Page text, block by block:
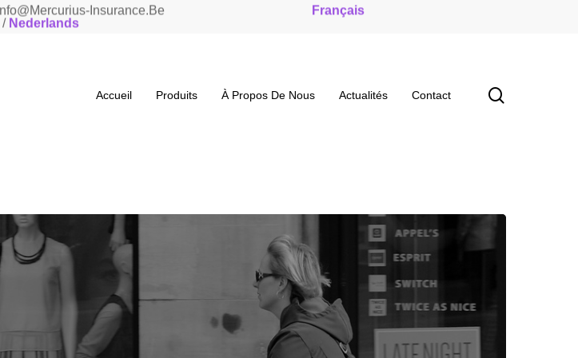
Info@mercurius-Insurance.be
Français
/ Nederlands
Accueil Produits À Propos De Nous Actualités Contact